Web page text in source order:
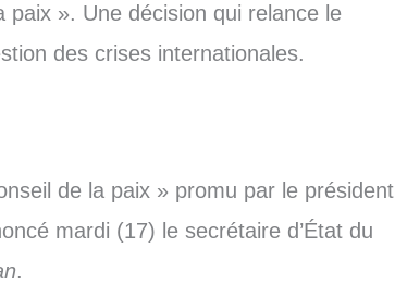
». Une décision qui relance le
des crises internationales.
de la paix » promu par le président
mardi (17) le secrétaire d’État du
.